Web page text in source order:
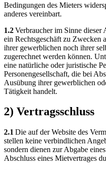
Bedingungen des Mieters
anderes vereinbart.
1.2Verbraucher im Sinne dieser
ein Rechtsgeschäft zu Zwecken
ihrer gewerblichen noch ihrer
zugerechnet werden können.
eine natürliche oder juristische
Personengesellschaft, die bei
Ausübung ihrer gewerblichen
Tätigkeit handelt.
2) Vertragsschluss
2.1 Die auf der Website des
stellen keine verbindlichen
sondern dienen zur Abgabe
Abschluss eines Mietvertrages